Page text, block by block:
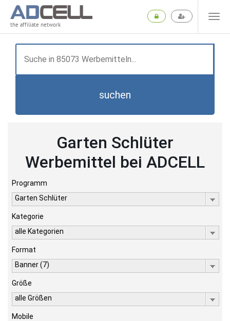
the affiliate network
suchen
Garten Schlüter
Werbemittel bei ADCELL
Programm
Garten Schlüter
Kategorie
alle Kategorien
Format
Banner (7)
Größe
alle Größen
Mobile